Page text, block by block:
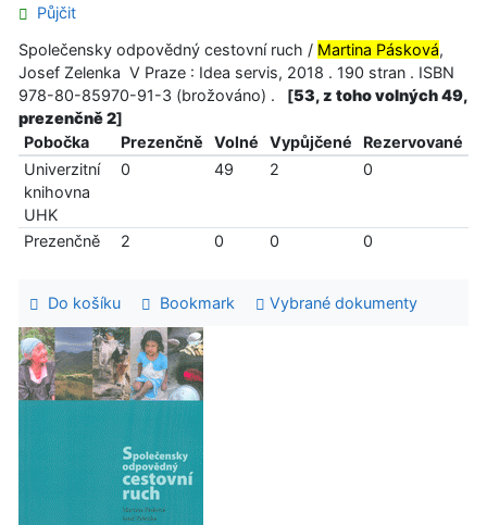
Půjčit
Společensky odpovědný cestovní ruch / Martina Pásková,
Josef Zelenka V Praze : Idea servis, 2018 . 190 stran . ISBN
978-80-85970-91-3 (brožováno) .
[53, z toho volných 49,
prezenčně 2]
Pobočka
Prezenčně Volné Vypůjčené
Rezervované
Univerzitní
knihovna
UHK
0 49 2 0
Prezenčně 2 0 0 0
Do košíku Bookmark Vybrané dokumenty